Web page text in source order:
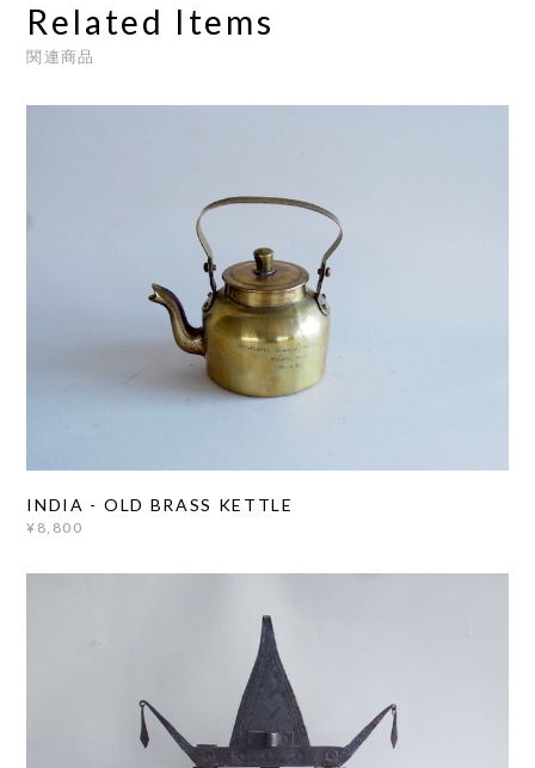
Related Items
関連商品
INDIA - OLD BRASS KETTLE
¥8,800